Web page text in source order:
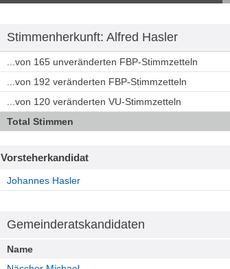
Stimmenherkunft: Alfred Hasler
...von 165 unveränderten FBP-Stimmzetteln
...von 192 veränderten FBP-Stimmzetteln
...von 120 veränderten VU-Stimmzetteln
Total Stimmen
Vorsteherkandidat
Johannes Hasler
Gemeinderatskandidaten
Name